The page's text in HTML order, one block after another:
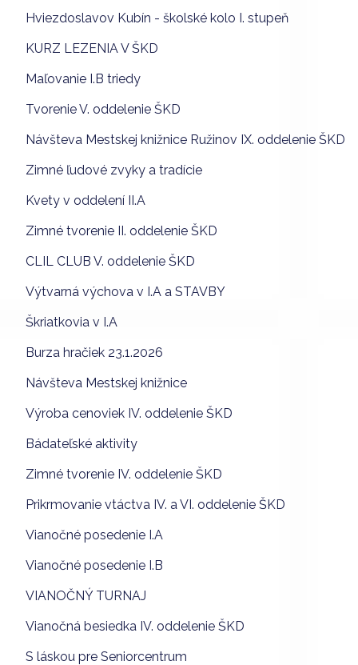
Hviezdoslavov Kubín - školské kolo I. stupeň
KURZ LEZENIA V ŠKD
Maľovanie I.B triedy
Tvorenie V. oddelenie ŠKD
Návšteva Mestskej knižnice Ružinov IX. oddelenie ŠKD
Zimné ľudové zvyky a tradície
Kvety v oddelení II.A
Zimné tvorenie II. oddelenie ŠKD
CLIL CLUB V. oddelenie ŠKD
Výtvarná výchova v I.A a STAVBY
Škriatkovia v I.A
Burza hračiek 23.1.2026
Návšteva Mestskej knižnice
Výroba cenoviek IV. oddelenie ŠKD
Bádateľské aktivity
Zimné tvorenie IV. oddelenie ŠKD
Prikrmovanie vtáctva IV. a VI. oddelenie ŠKD
Vianočné posedenie I.A
Vianočné posedenie I.B
VIANOČNÝ TURNAJ
Vianočná besiedka IV. oddelenie ŠKD
S láskou pre Seniorcentrum